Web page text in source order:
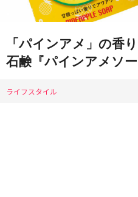
「パインアメ」の香
石鹸『パインアメソ
ライフスタイル